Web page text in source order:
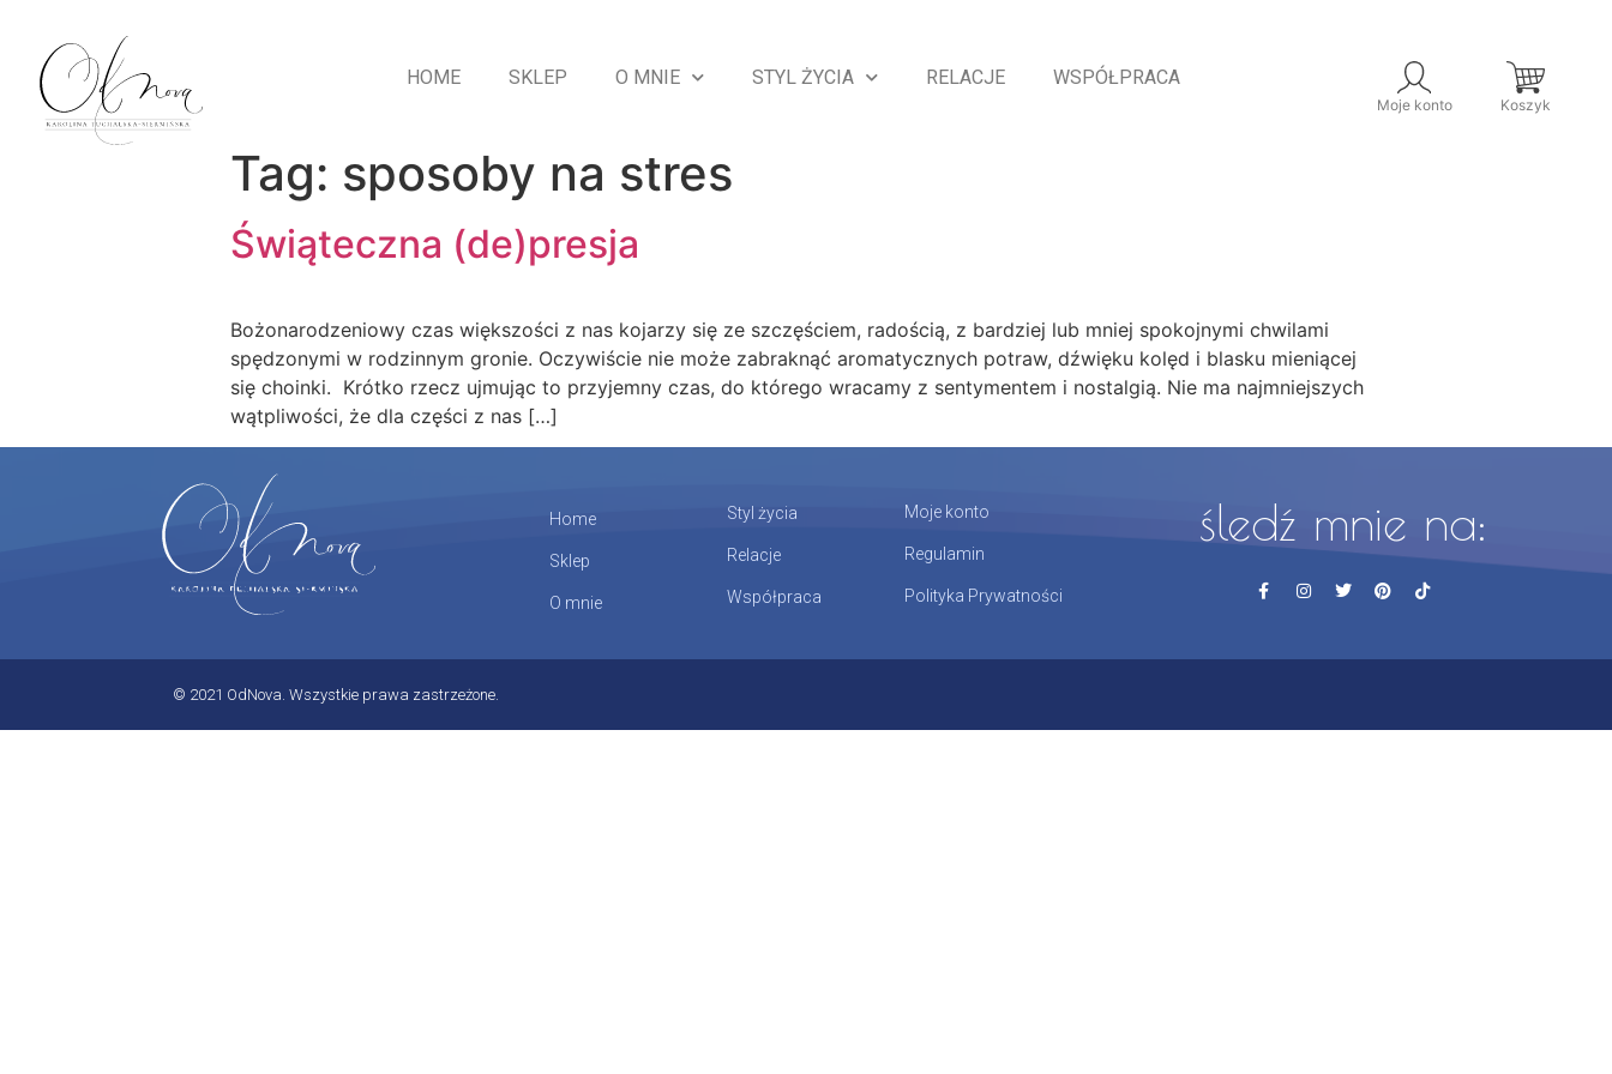
HOME SKLEP O MNIE STYL ŻYCIA RELACJE WSPÓŁPRACA
Moje konto Koszyk
Tag: sposoby na stres
Świąteczna (de)presja
Bożonarodzeniowy czas większości z nas kojarzy się ze szczęściem, radością, z bardziej lub mniej spokojnymi chwilami
spędzonymi w rodzinnym gronie. Oczywiście nie może zabraknąć aromatycznych potraw, dźwięku kolęd i blasku mieniącej
się choinki. Krótko rzecz ujmując to przyjemny czas, do którego wracamy z sentymentem i nostalgią. Nie ma najmniejszych
wątpliwości, że dla części z nas […]
Home
Sklep
O mnie
Styl życia
Relacje
Współpraca
Moje konto
Regulamin
Polityka Prywatności
śledź mnie na:
© 2021 OdNova. Wszystkie prawa zastrzeżone.